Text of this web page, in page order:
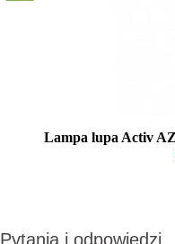
Lampa lupa Activ
Pytania i odpowiedzi